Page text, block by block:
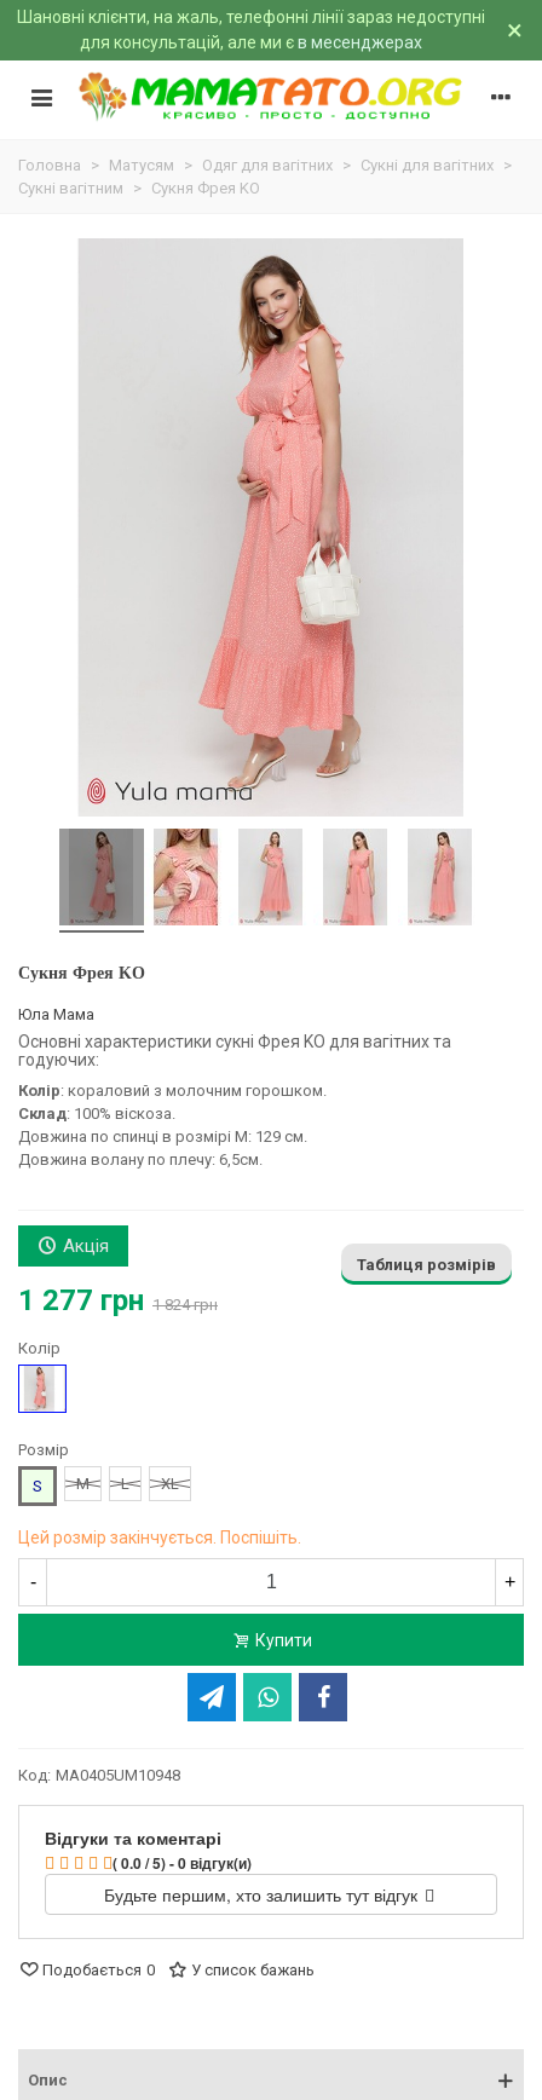
Шановні клієнти, на жаль, телефонні лінії зараз недоступні
для консультацій, але ми єв месенджерах ×
Головна > Матусям > Одяг для вагітних > Сукні для вагітних >
Сукні вагітним
> Сукня Фрея KO
Сукня Фрея KO
Юла Мама
Основні характеристики сукні Фрея KO для вагітних та
годуючих:
Колір: кораловий з молочним горошком.
Склад: 100% віскоза.
Довжина по спинці в розмірі М: 129 см.
Довжина волану по плечу: 6,5см.
Акція
1 277 грн 1 824 грн
Таблиця розмірів
Колір
Корал
Розмір
S
M L XL
Цей розмір закінчується. Поспішіть.
- +
Купити
Код: MA0405UM10948
Відгуки та коментарі
( 0.0 / 5) - 0 відгук(и)
Будьте першим, хто залишить тут відгук
Подобається 0 У список бажань
Опис